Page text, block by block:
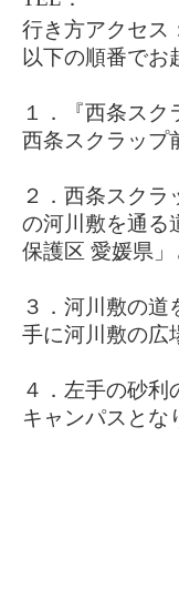
行き方アクセス
以下の順番でお
１．『西条ス
西条スクラップ
２．西条スク
の河川敷を通る
保護区 愛媛県
３．河川敷の
手に河川敷の広
４．左手の砂
キャンパスとな